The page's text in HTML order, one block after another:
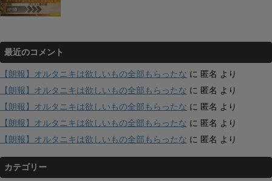
最近のコメント
【朗報】オルタニキは欲しいもの全部もらったな に 匿名 より
【朗報】オルタニキは欲しいもの全部もらったな に 匿名 より
【朗報】オルタニキは欲しいもの全部もらったな に 匿名 より
【朗報】オルタニキは欲しいもの全部もらったな に 匿名 より
【朗報】オルタニキは欲しいもの全部もらったな に 匿名 より
カテゴリー